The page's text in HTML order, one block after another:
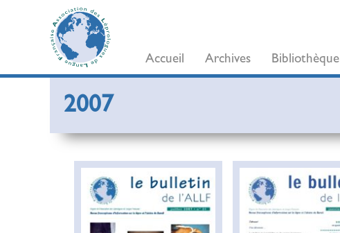
Accueil Archives Bibliothèque
2007